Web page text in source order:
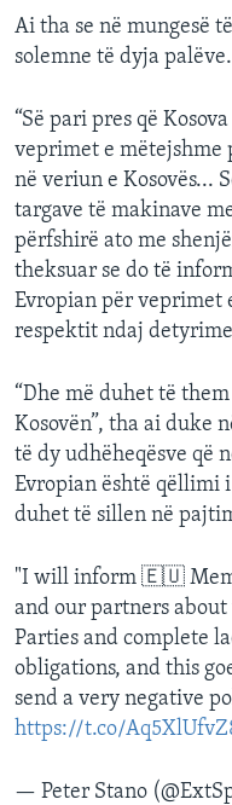
Ai tha se në mungesë
solemne të dyja palëve.
“Së pari pres që
veprimet e
në veriun e Kosovës...
targave të makinave
përfshirë ato me
theksuar se do të
Evropian për veprimet
respektit ndaj
“Dhe më duhet të
Kosovën”, tha ai duke
të dy udhëheqësve që
Evropian është qëllimi
duhet të sillen në
"I will inform 🇪🇺
and our partners
Parties and complete
obligations, and this
send a very negative
https://t.co/
— Peter Stano